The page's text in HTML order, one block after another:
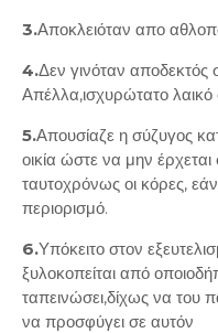
3.Αποκλειόταν απο
4.Δεν γινόταν αποδεκτός
Απέλλα,ισχυρώτατο λαικό
5.Απουσίαζε η σύζυγος
οικία ώστε να μην
ταυτοχρόνως οι κόρες,
περιορισμό.
6.Υπόκειτο στον
ξυλοκοπείται από
ταπεινώσει,δίχως να του
να προσφύγει σε αυτόν